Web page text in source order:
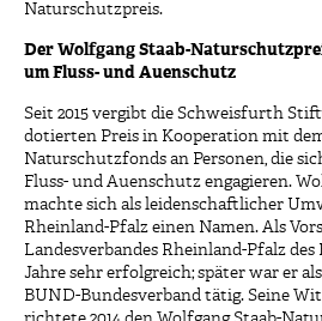
Naturschutzpreis.
Der Wolfgang Staab-
um Fluss- und Auenschutz
Seit 2015 vergibt die Schweisfurth
dotierten Preis in Kooperation mit
Naturschutzfonds an Personen, die
Fluss- und Auenschutz engagieren.
machte sich als leidenschaftlicher
Rheinland-Pfalz einen Namen. Als
Landesverbandes Rheinland-Pfalz
Jahre sehr erfolgreich; später war er
BUND-Bundesverband tätig. Seine